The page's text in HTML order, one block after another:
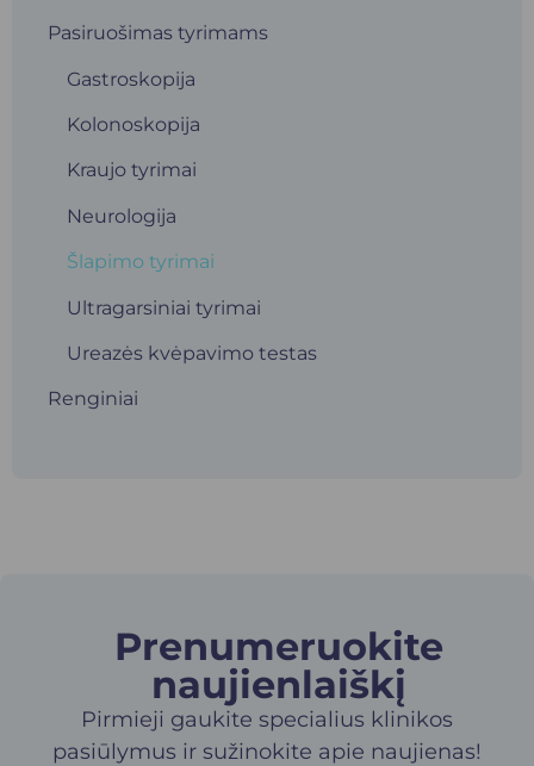
Pasiruošimas tyrimams
Gastroskopija
Kolonoskopija
Kraujo tyrimai
Neurologija
Šlapimo tyrimai
Ultragarsiniai tyrimai
Ureazės kvėpavimo testas
Renginiai
Prenumeruokite
naujienlaiškį​
Pirmieji gaukite specialius klinikos
pasiūlymus ir sužinokite apie naujienas!